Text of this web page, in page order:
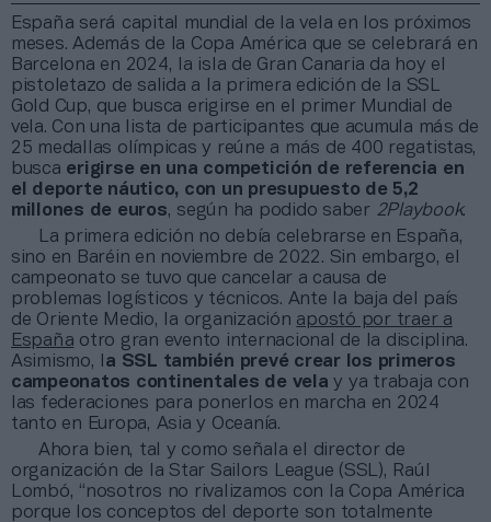
España será capital mundial de la vela en los próximos
meses. Además de la Copa América que se celebrará en
Barcelona en 2024, la isla de Gran Canaria da hoy el
pistoletazo de salida a la primera edición de la SSL
Gold Cup, que busca erigirse en el primer Mundial de
vela. Con una lista de participantes que acumula más de
25 medallas olímpicas y reúne a más de 400 regatistas,
busca erigirse en una competición de referencia en
el deporte náutico, con un presupuesto de 5,2
millones de euros, según ha podido saber 2Playbook.
La primera edición no debía celebrarse en España,
sino en Baréin en noviembre de 2022. Sin embargo, el
campeonato se tuvo que cancelar a causa de
problemas logísticos y técnicos. Ante la baja del país
de Oriente Medio, la organización apostó por traer a
España otro gran evento internacional de la disciplina.
Asimismo, l a SSL también prevé crear los primeros
campeonatos continentales de vela y ya trabaja con
las federaciones para ponerlos en marcha en 2024
tanto en Europa, Asia y Oceanía.
Ahora bien, tal y como señala el director de
organización de la Star Sailors League (SSL), Raúl
Lombó, “nosotros no rivalizamos con la Copa América
porque los conceptos del deporte son totalmente